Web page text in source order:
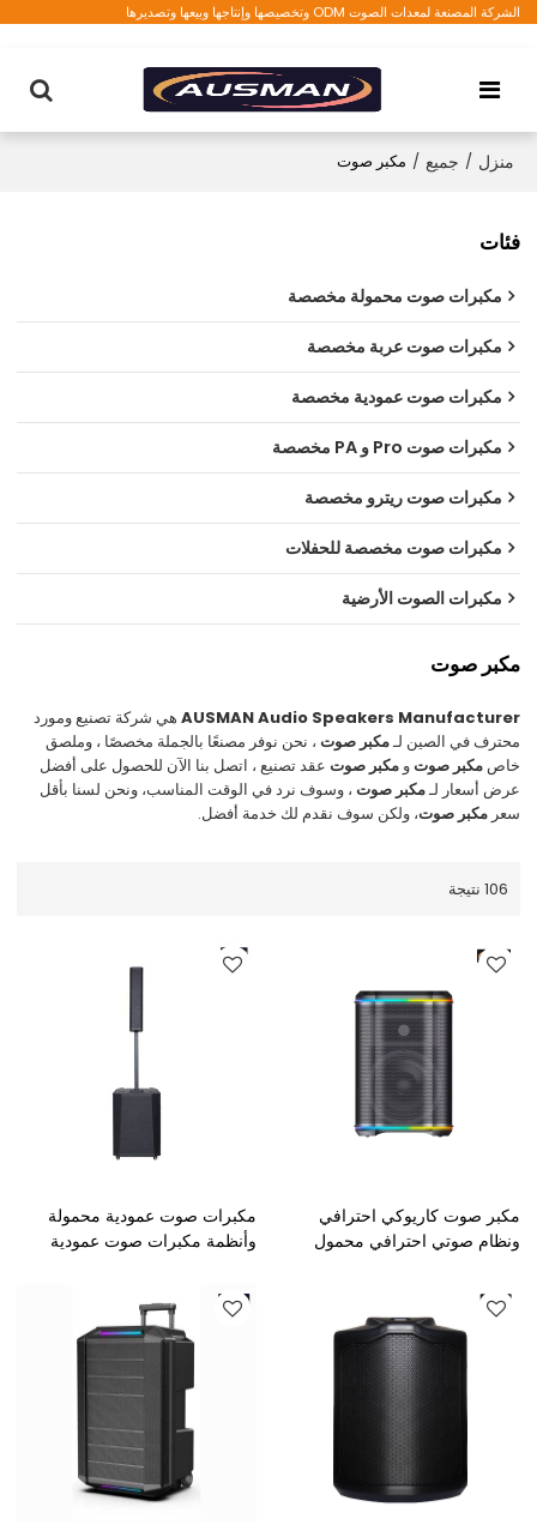
الشركة المصنعة لمعدات الصوت ODM وتخصيصها وإنتاجها وبيعها وتصديرها
منزل / جميع / مكبر صوت
فئات
مكبرات صوت محمولة مخصصة
مكبرات صوت عربة مخصصة
مكبرات صوت عمودية مخصصة
مكبرات صوت Pro و PA مخصصة
مكبرات صوت ريترو مخصصة
مكبرات صوت مخصصة للحفلات
مكبرات الصوت الأرضية
مكبر صوت
AUSMAN Audio Speakers Manufacturer هي شركة تصنيع ومورد
محترف في الصين لـمكبر صوت ، نحن نوفر مصنعًا بالجملة مخصصًا ، وملصق
خاصمكبر صوتومكبر صوت عقد تصنيع ، اتصل بنا الآن للحصول على أفضل
عرض أسعار لـمكبر صوت ، وسوف نرد في الوقت المناسب، ونحن لسنا بأقل
سعرمكبر صوت، ولكن سوف نقدم لك خدمة أفضل.
106 نتيجة
مكبر صوت كاريوكي احترافي
ونظام صوتي احترافي محمول
مكبرات صوت عمودية محمولة
وأنظمة مكبرات صوت عمودية